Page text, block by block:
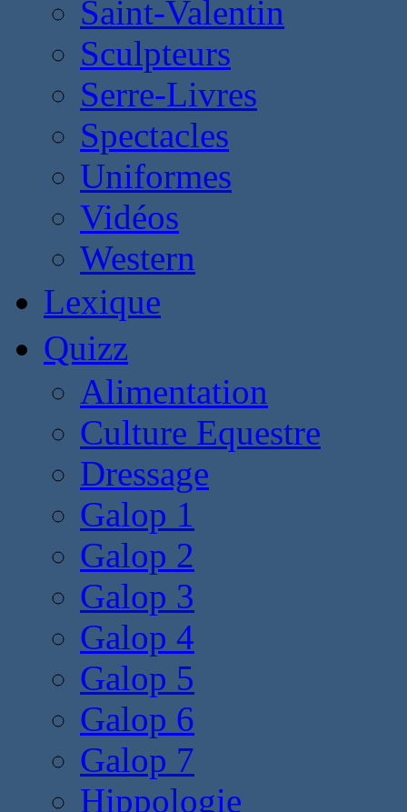
Saint-Valentin
Sculpteurs
Serre-Livres
Spectacles
Uniformes
Vidéos
Western
Lexique
Quizz
Alimentation
Culture Equestre
Dressage
Galop 1
Galop 2
Galop 3
Galop 4
Galop 5
Galop 6
Galop 7
Hippologie